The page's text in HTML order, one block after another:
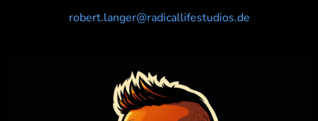
robert.langer@radicallifestudios.de